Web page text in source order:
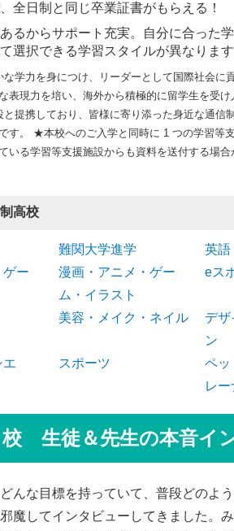
全日制と同じ卒業証書がもらえる！
るからサポート充実。自分に合った
択できる学習スタイルが異なります
学力を身につけ、リーダーとして国際社会に
表現力を培い、海外から積極的に留学生を受
提携しており、皆様に寄り添った身近な通
す。 ★本校へのご入学と同時に 1 つの学習等
いる学習等支援施設からも資料を送付する場
高校
難関大学進学 英語
ゲー
漫画・アニメ・ゲー
ム・イラスト
eス
美容・メイク・ネイル
デザ
ン
エ スポーツ
ペッ
レー
生徒＆先生の本音イ
んな目標を持っていて、普段どのよ
魔してインタビューしてきました。